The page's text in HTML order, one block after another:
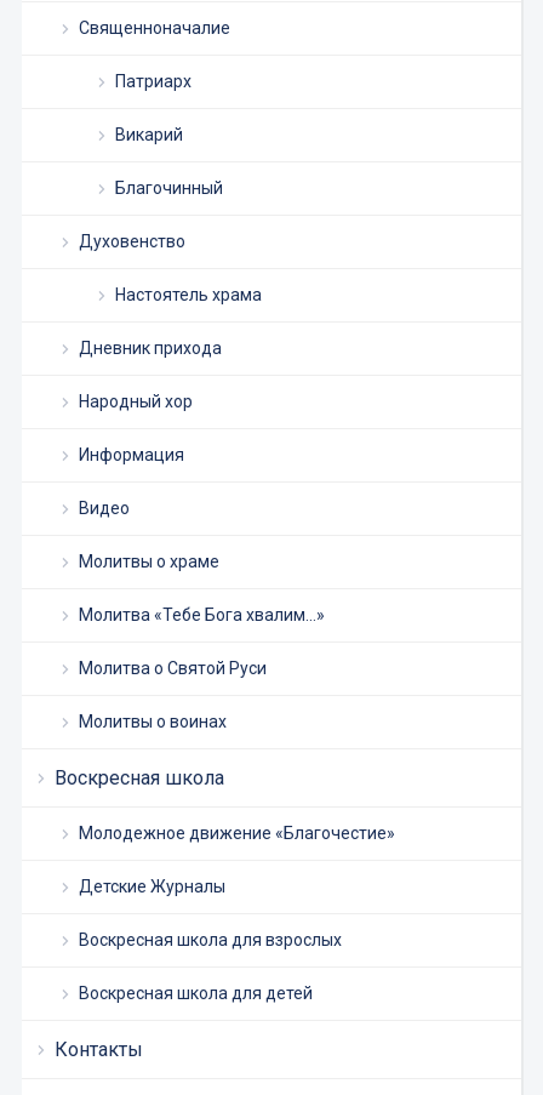
Священноначалие
Патриарх
Викарий
Благочинный
Духовенство
Настоятель храма
Дневник прихода
Народный хор
Информация
Видео
Молитвы о храме
Молитва «Тебе Бога хвалим…»
Молитва о Святой Руси
Молитвы о воинах
Воскресная школа
Молодежное движение «Благочестие»
Детские Журналы
Воскресная школа для взрослых
Воскресная школа для детей
Контакты